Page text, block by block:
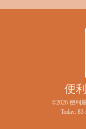
便
©2026 便利
Today: 83/